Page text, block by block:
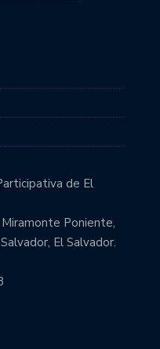
de El
Poniente,
El Salvador.